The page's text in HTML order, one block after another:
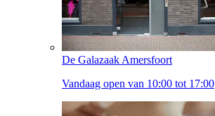
De Galazaak Amersfoort
Vandaag open van 10:00 tot 17:00